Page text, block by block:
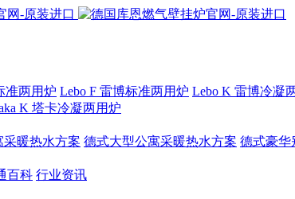
准两用炉 Lebo F 雷博标准两用炉 Lebo K 雷博冷凝
K 塔卡冷凝两用炉
暖热水方案 德式大型公寓采暖热水方案 德式豪华
百科 行业资讯